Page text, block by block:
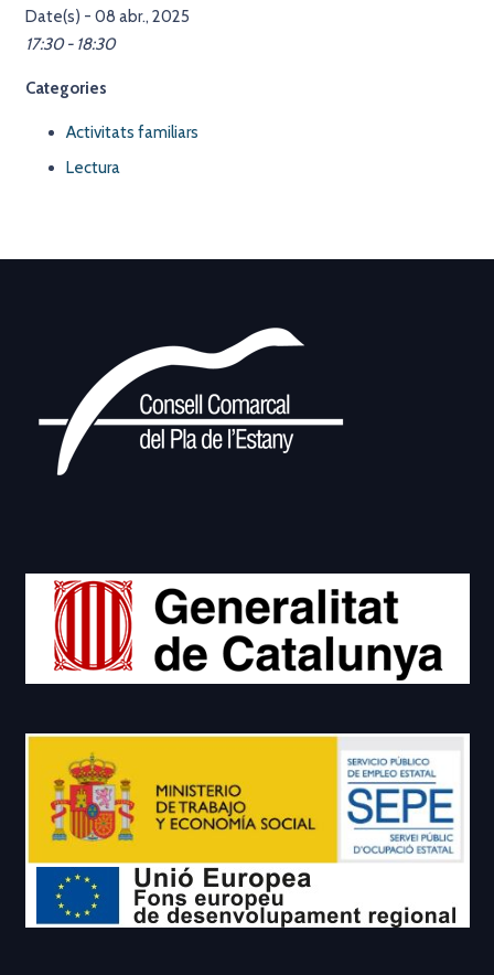
Date(s) - 08 abr., 2025
17:30 - 18:30
Categories
Activitats familiars
Lectura